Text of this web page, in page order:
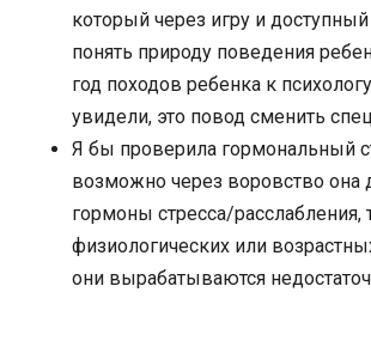
который через игру и
понять природу поведения
год походов ребенка к
увидели, это повод сменить
Я бы проверила гормональный
возможно через воровство она
гормоны стресса/расслабления,
физиологических или
они вырабатываются